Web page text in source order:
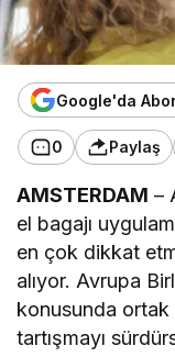
Google'da
0 Paylaş
AMSTERDAM –
el bagajı
en çok dikkat
alıyor. Avrupa
konusunda ortak
tartışmayı